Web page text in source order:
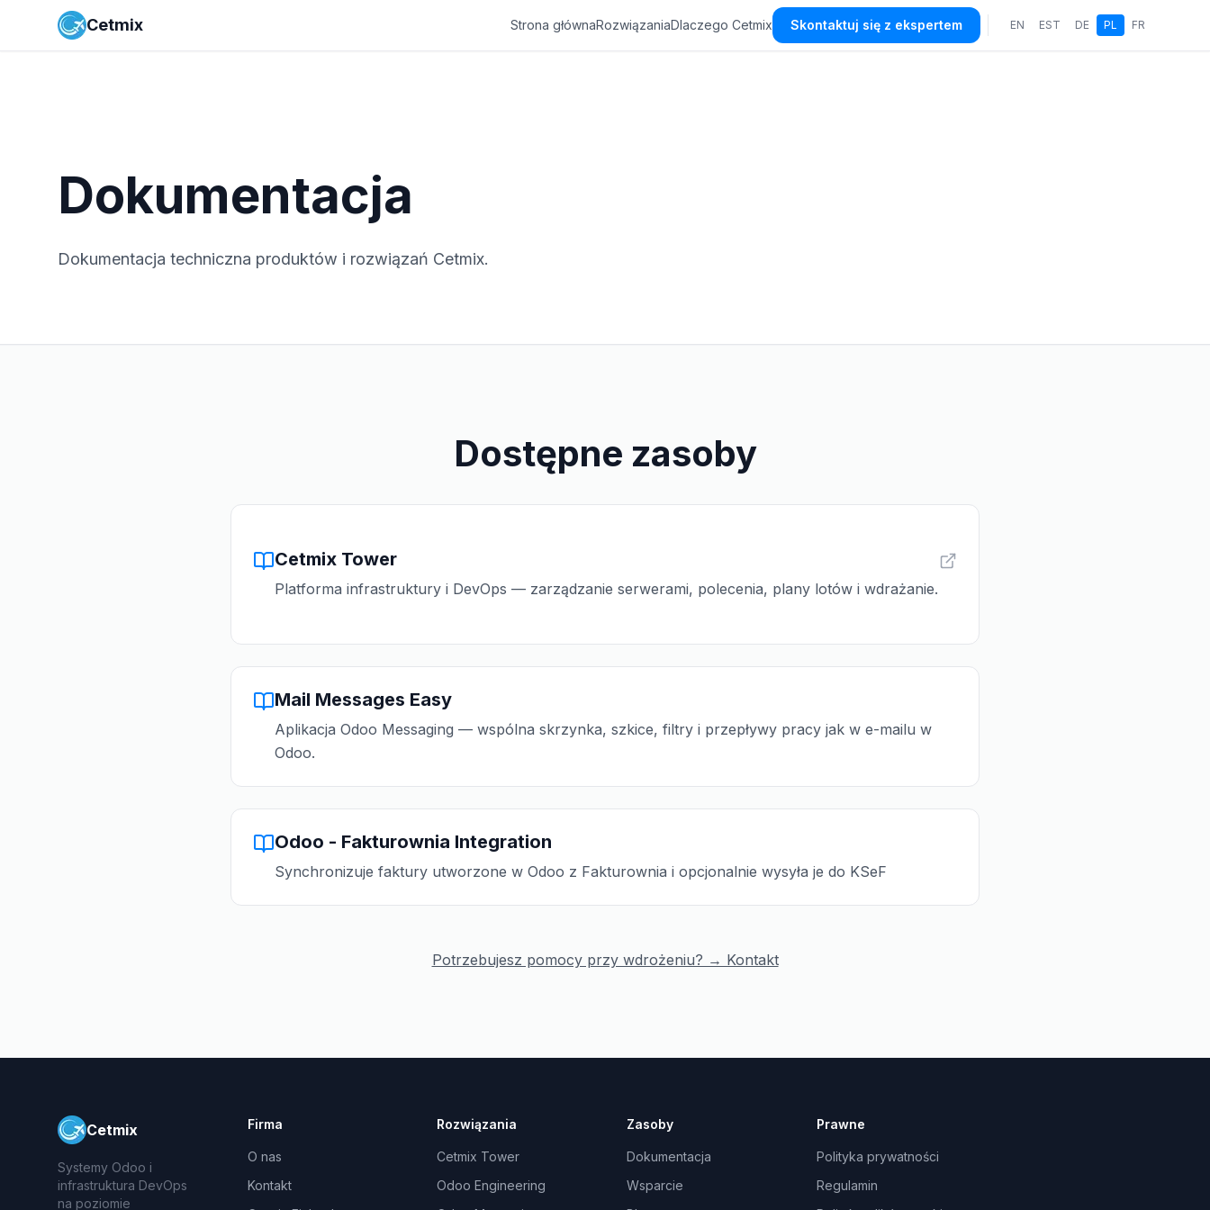
Cetmix Strona głównaRozwiązaniaDlaczego Cetmix Skontaktuj się z ekspertem EN EST DE PL FR
Dokumentacja
Dokumentacja techniczna produktów i rozwiązań Cetmix.
Dostępne zasoby
Cetmix Tower
Platforma infrastruktury i DevOps — zarządzanie serwerami, polecenia, plany lotów i wdrażanie.
Mail Messages Easy
Aplikacja Odoo Messaging — wspólna skrzynka, szkice, filtry i przepływy pracy jak w e-mailu w
Odoo.
Odoo - Fakturownia Integration
Synchronizuje faktury utworzone w Odoo z Fakturownia i opcjonalnie wysyła je do KSeF
Potrzebujesz pomocy przy wdrożeniu? → Kontakt
Cetmix
Systemy Odoo i
infrastruktura DevOps
na poziomie
Firma
O nas
Kontakt
Rozwiązania
Cetmix Tower
Odoo Engineering
Zasoby
Dokumentacja
Wsparcie
Prawne
Polityka prywatności
Regulamin